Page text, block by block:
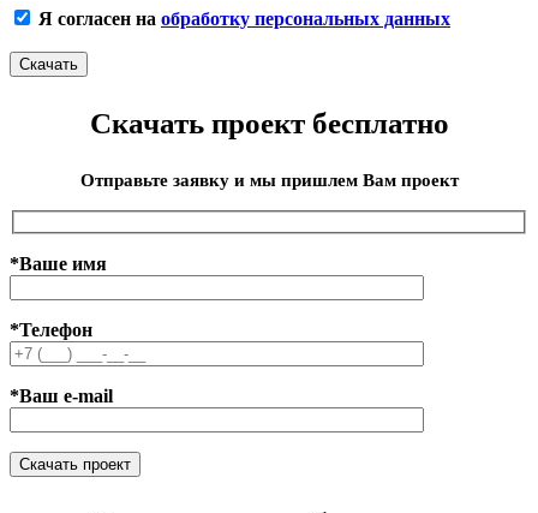
Я согласен на обработку персональных данных
Скачать проект бесплатно
Отправьте заявку и мы пришлем Вам проект
*Ваше имя
*Телефон
*Ваш e-mail